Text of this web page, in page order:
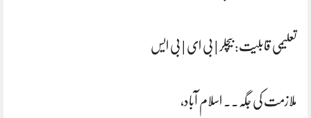
تعلیمی قابلیت: بیچلر | بی ای | بی ایس
ملازمت کی جگہ.. اسلام آباد،